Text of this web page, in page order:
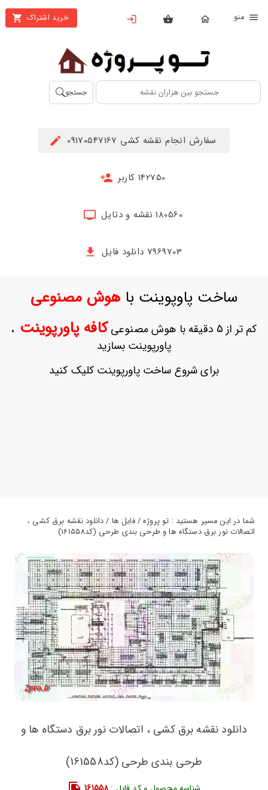
خرید اشتراک
بستن
محصولات
تهیه
اشتراک
حساب
ثبت
بازیابی
جستجو
سفارش انجام نقشه کشی 09170547167
142750 کاربر
180560 نقشه و دتایل
7969703 دانلود فایل
ساخت پاوپوینت باهوش مصنوعی
کم تر از 5 دقیقه با هوش مصنوعی کافه پاورپوینت ،
پاورپوینت بسازید
برای شروع ساخت پاورپوینت کلیک کنید
شما در این مسیر هستید : تو پروژه / فایل ها / دانلود نقشه برق کشی ،
اتصالات نور برق دستگاه ها و طرحی بندی طرحی (کد161558)
دانلود نقشه برق کشی ، اتصالات نور برق دستگاه ها و
طرحی بندی طرحی (کد161558)